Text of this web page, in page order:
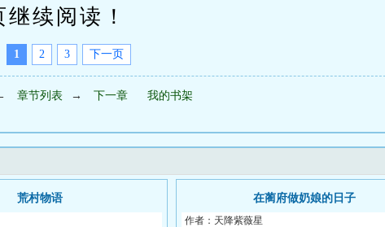
续阅读！
1 2 3 下一页
章节列表 → 下一章 我的书架
荒村物语 在蔺府做奶娘的日子
作者：天降紫薇星